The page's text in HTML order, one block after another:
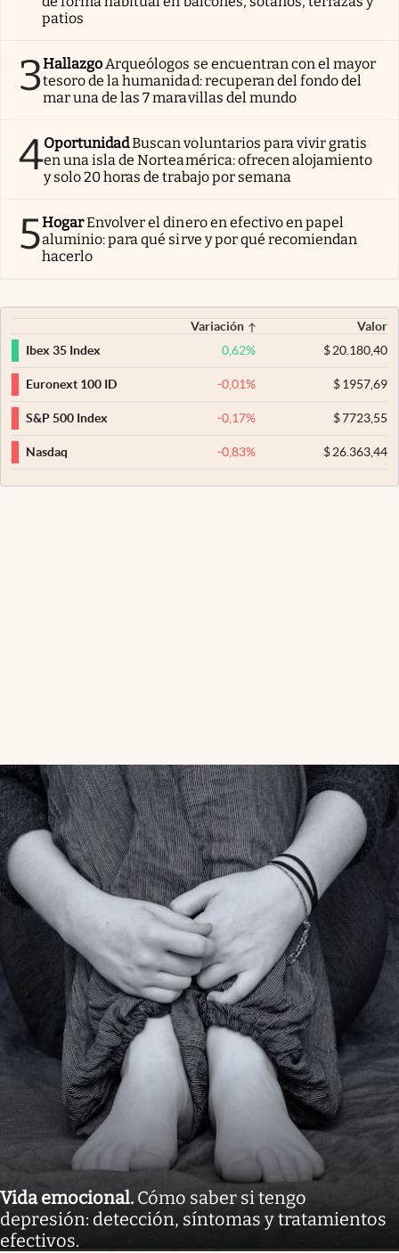
patios
3Hallazgo Arqueólogos se encuentran con el mayor
tesoro de la humanidad: recuperan del fondo del
mar una de las 7 maravillas del mundo
4OportunidadBuscan voluntarios para vivir gratis
en una isla de Norteamérica: ofrecen alojamiento
y solo 20 horas de trabajo por semana
5HogarEnvolver el dinero en efectivo en papel
aluminio: para qué sirve y por qué recomiendan
hacerlo
Variación
Valor
Ibex 35 Index
0,62% $20.180,40
Euronext 100 ID -0,01% $1957,69
S&P 500 Index -0,17% $7723,55
Nasdaq -0,83% $26.363,44
Vida emocional. Cómo saber si tengo
depresión: detección, síntomas y tratamientos
efectivos.